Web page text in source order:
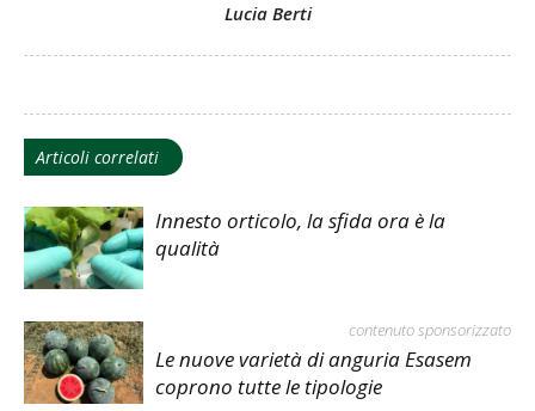
Lucia Berti
Articoli correlati
Innesto orticolo, la sfida ora è la
qualità
contenuto sponsorizzato
Le nuove varietà di anguria Esasem
coprono tutte le tipologie